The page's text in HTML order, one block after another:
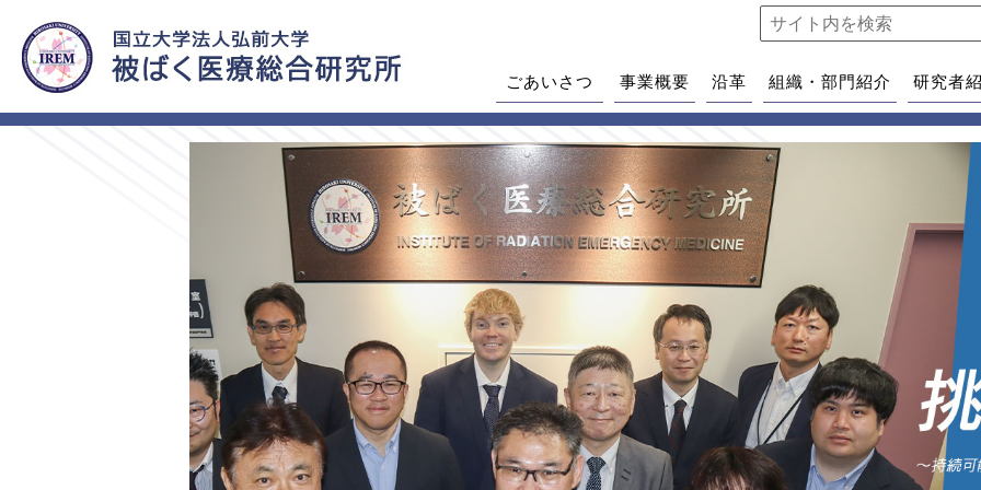
ごあいさつ 事業概要 沿革 組織・部門紹介 研究者